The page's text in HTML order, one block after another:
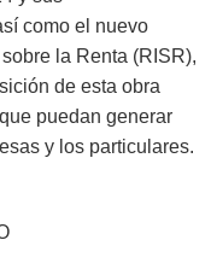
como el nuevo
la Renta (RISR),
de esta obra
puedan generar
y los particulares.